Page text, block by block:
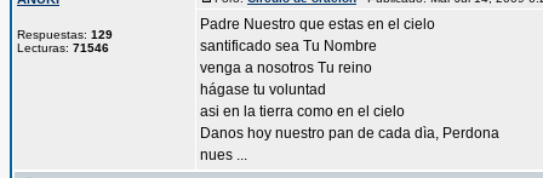
Respuestas: 129
Lecturas: 71546
Padre Nuestro que estas en el cielo
santificado sea Tu Nombre
venga a nosotros Tu reino
hágase tu voluntad
asi en la tierra como en el cielo
Danos hoy nuestro pan de cada dìa, Perdona
nues ...